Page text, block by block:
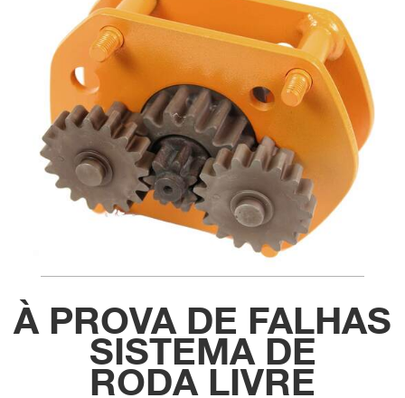
À PROVA DE FALHAS
SISTEMA DE
RODA LIVRE